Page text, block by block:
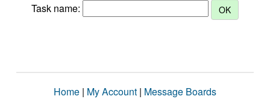
Task name:
Home | My Account | Message Boards